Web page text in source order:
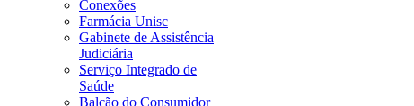
Conexões
Farmácia Unisc
Gabinete de Assistência
Judiciária
Serviço Integrado de
Saúde
Balcão do Consumidor